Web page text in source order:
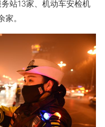
站13家、机动车安检机
。